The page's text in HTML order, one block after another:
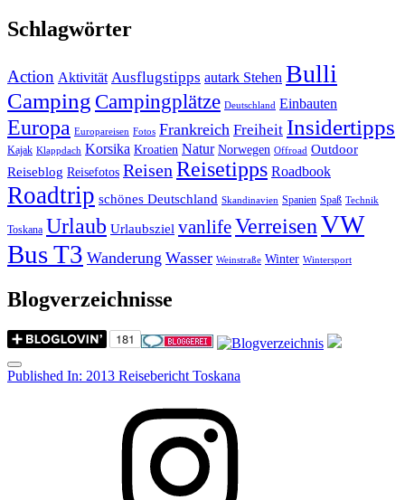
Schlagwörter
Action Aktivität Ausflugstipps autark Stehen Bulli
Camping Campingplätze Deutschland Einbauten
Europa Europareisen Fotos Frankreich Freiheit Insidertipps
Kajak Klappdach Korsika Kroatien Natur Norwegen Offroad Outdoor
Reiseblog Reisefotos ReisenReisetipps Roadbook
Roadtrip schönes Deutschland Skandinavien Spanien Spaß Technik
Toskana Urlaub Urlaubsziel vanlifeVerreisenVW
Bus T3 Wanderung Wasser Weinstraße Winter Wintersport
Blogverzeichnisse
Menu
Post
Published In: 2013 Reisebericht Toskana